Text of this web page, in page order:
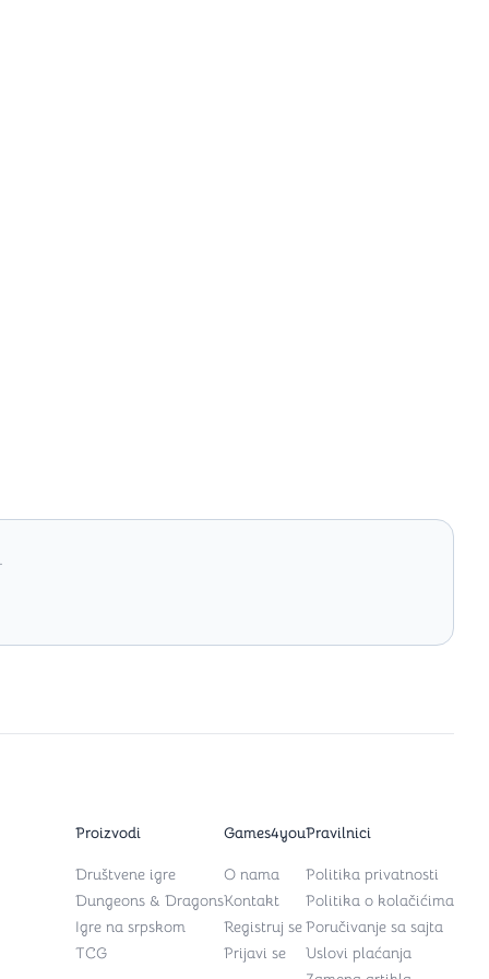
Proizvodi
Društvene igre
Dungeons & Dragons
Igre na srpskom
TCG
Games4you
O nama
Kontakt
Registruj se
Prijavi se
Pravilnici
Politika privatnosti
Politika o kolačićima
Poručivanje sa sajta
Uslovi plaćanja